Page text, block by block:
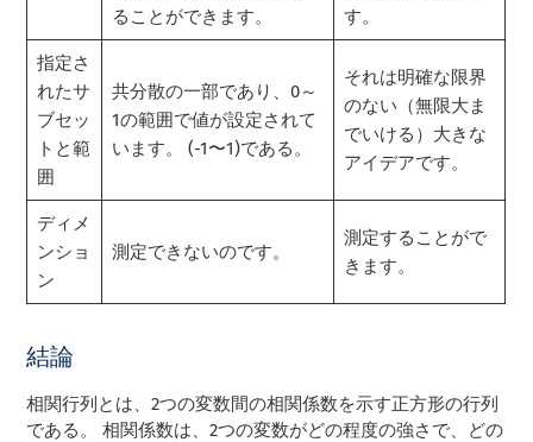
ることができます。
す。
指定さ
れたサ
ブセッ
トと範
囲
共分散の一部であり、0～
1の範囲で値が設定されて
います。 (-1〜1)である。
それは明確な限界
のない（無限大ま
でいける）大きな
アイデアです。
ディメ
ンショ
ン
測定できないのです。
測定することがで
きます。
結論
相関行列とは、2つの変数間の相関係数を示す正方形の行列
である。 相関係数は、2つの変数がどの程度の強さで、どの